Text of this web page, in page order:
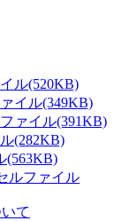
(520KB)
(349KB)
(391KB)
(282KB)
(563KB)
て